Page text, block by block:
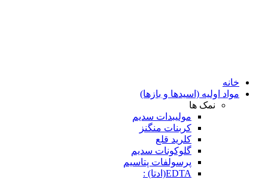
خانه
مواد اولیه (اسیدها و بازها)
نمک ها
مولیبدات سدیم
کربنات منگنز
کلرید قلع
گلوکونات سدیم
پرسولفات پتاسیم
EDTA(ادتا) :